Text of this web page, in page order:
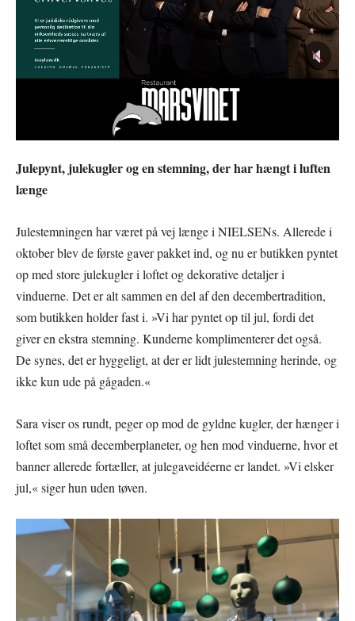
Julepynt, julekugler og en stemning, der har hængt i luften
længe
Julestemningen har været på vej længe i NIELSENs. Allerede i
oktober blev de første gaver pakket ind, og nu er butikken pyntet
op med store julekugler i loftet og dekorative detaljer i
vinduerne. Det er alt sammen en del af den decembertradition,
som butikken holder fast i. »Vi har pyntet op til jul, fordi det
giver en ekstra stemning. Kunderne komplimenterer det også.
De synes, det er hyggeligt, at der er lidt julestemning herinde, og
ikke kun ude på gågaden.«
Sara viser os rundt, peger op mod de gyldne kugler, der hænger i
loftet som små decemberplaneter, og hen mod vinduerne, hvor et
banner allerede fortæller, at julegaveidéerne er landet. »Vi elsker
jul,« siger hun uden tøven.